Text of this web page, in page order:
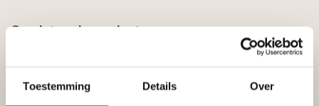
Toestemming Details Over
Gerelateerde producten
lengte 2 m
Op voorraad